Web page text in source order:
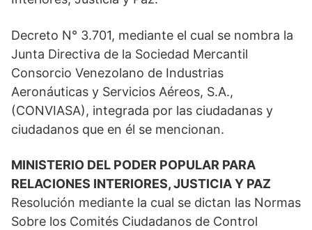
Decreto N° 3.701, mediante el cual se nombra la
Junta Directiva de la Sociedad Mercantil
Consorcio Venezolano de Industrias
Aeronáuticas y Servicios Aéreos, S.A.,
(CONVIASA), integrada por las ciudadanas y
ciudadanos que en él se mencionan.
MINISTERIO DEL PODER POPULAR PARA
RELACIONES INTERIORES, JUSTICIA Y PAZ
Resolución mediante la cual se dictan las Normas
Sobre los Comités Ciudadanos de Control